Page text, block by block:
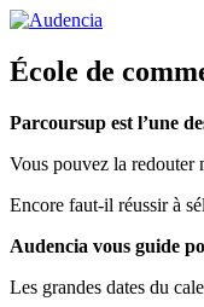
Aller
contenu
principal
École de
Parcoursup est l’une
Vous pouvez la redouter
Encore faut-il réussir à
Audencia vous guide
Les grandes dates du